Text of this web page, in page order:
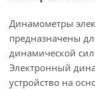
Динамометры
предназначены
динамической
Электронный
устройство на